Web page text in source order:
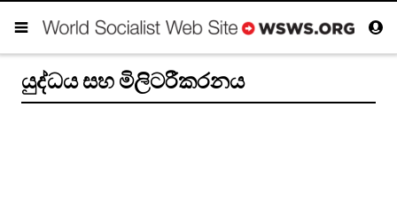
යුද්ධය සහ මිලිටරීකරනය